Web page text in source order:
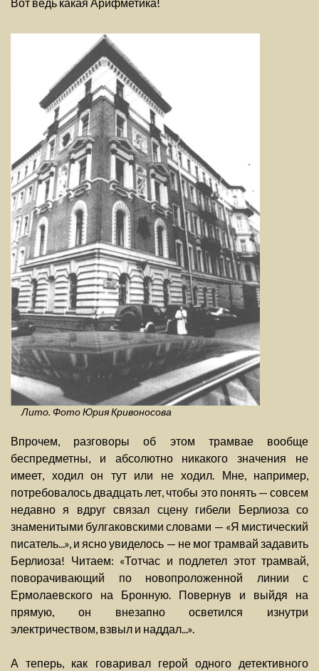
Вот ведь какая Арифметика!
Лито. Фото Юрия Кривоносова
Впрочем, разговоры об этом трамвае вообще
беспредметны, и абсолютно никакого значения не
имеет, ходил он тут или не ходил. Мне, например,
потребовалось двадцать лет, чтобы это понять — совсем
недавно я вдруг связал сцену гибели Берлиоза со
знаменитыми булгаковскими словами — «Я мистический
писатель...», и ясно увиделось — не мог трамвай задавить
Берлиоза! Читаем: «Тотчас и подлетел этот трамвай,
поворачивающий по новопроложенной линии с
Ермолаевского на Бронную. Повернув и выйдя на
прямую, он внезапно осветился изнутри
электричеством, взвыл и наддал...».
А теперь, как говаривал герой одного детективного